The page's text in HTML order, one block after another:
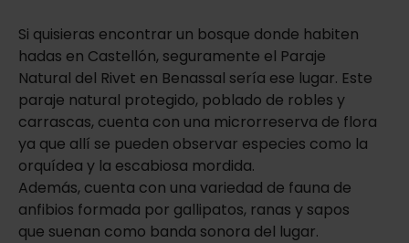
Si quisieras encontrar un bosque donde habiten
hadas en Castellón, seguramente el Paraje
Natural del Rivet en Benassal sería ese lugar. Este
paraje natural protegido, poblado de robles y
carrascas, cuenta con una microrreserva de flora
ya que allí se pueden observar especies como la
orquídea y la escabiosa mordida.
Además, cuenta con una variedad de fauna de
anfibios formada por gallipatos, ranas y sapos
que suenan como banda sonora del lugar.